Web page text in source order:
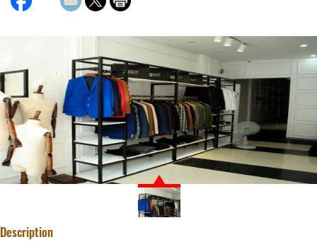
Description